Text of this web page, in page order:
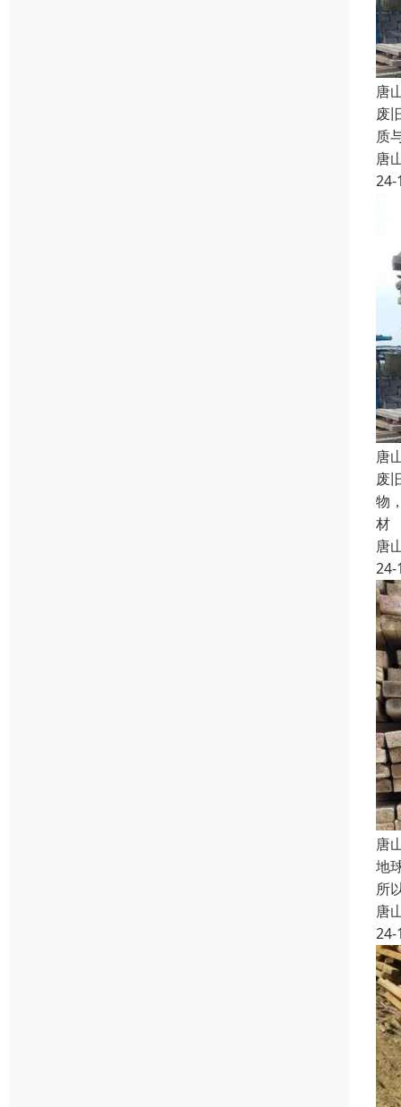
唐
废
质
唐
24-
唐
废
物
材
唐
24-
唐
地
所
唐
24-